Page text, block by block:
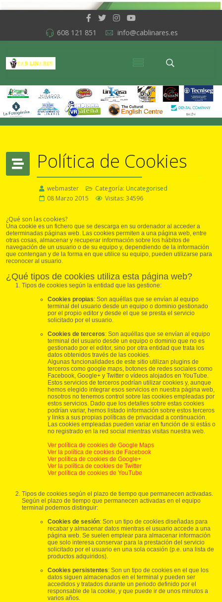
608 121 851 info@cablinares.es
Política de Cookies
webmaster Categoría: Uncategorised
08 Marzo 2015
Visitas: 34596
¿Qué son las cookies?
Una cookie es un fichero que se descarga en su ordenador al acceder a
determinadas páginas web. Las cookies permiten a una página web, entre
otras cosas, almacenar y recuperar información sobre los hábitos de
navegación de un usuario o de su equipo y, dependiendo de la información
que contengan y de la forma en que utilice su equipo, pueden utilizarse para
reconocer al usuario.
¿Qué tipos de cookies utiliza esta página web?
Tipos de cookies según la entidad que las gestione:
Cookies propias: Son aquéllas que se envían al equipo
terminal del usuario desde un equipo o dominio gestionado
por el propio editor y desde el que se presta el servicio
solicitado por el usuario.
Cookies de terceros: Son aquéllas que se envían al equipo
terminal del usuario desde un equipo o dominio que no es
gestionado por el editor, sino por otra entidad que trata los
datos obtenidos través de las cookies.
Algunas funcionalidades de este sitio utilizan plugins de
terceros como google maps, botones de redes sociales como
Facebook, Google+ y Twitter o vídeos alojados en YouTube.
Estos servicios de terceros podrían utilizar cookies y, aunque
hemos elegido integrar esos servicios en nuestra página web,
nosotros no tenemos control sobre las cookies empleadas por
estos servicios. Dado que los detalles sobre estas cookies
podrían variar, hemos listado información sobre estos terceros
y links a sus propias políticas de privacidad a continuación.
Las cookies empleadas pueden variar en función de si estás o
no registrado en la red social mientras visitas nuestra web.
Ver política de cookies de Google Maps
Ver la política de cookies de Facebook
Ver política de cookies de Google+
Ver la política de cookies de Twitter
Ver política de cookies de YouTube
Tipos de cookies según el plazo de tiempo que permanecen activadas.
Según el plazo de tiempo que permanecen activadas en el equipo
terminal podemos distinguir:
Cookies de sesión: Son un tipo de cookies diseñadas para
recabar y almacenar datos mientras el usuario accede a una
página web. Se suelen emplear para almacenar información
que solo interesa conservar para la prestación del servicio
solicitado por el usuario en una sola ocasión (p.e. una lista de
productos adquiridos).
Cookies persistentes: Son un tipo de cookies en el que los
datos siguen almacenados en el terminal y pueden ser
accedidos y tratados durante un periodo definido por el
responsable de la cookie, y que puede ir de unos minutos a
varios años.